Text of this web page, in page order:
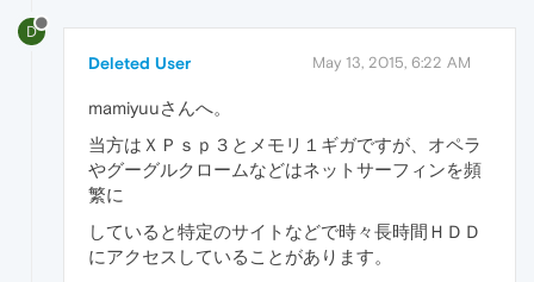
D
Deleted User May 13, 2015, 6:22 AM
mamiyuuさんへ。
当方はＸＰｓｐ３とメモリ１ギガですが、オペラ
やグーグルクロームなどはネットサーフィンを頻
繁に
していると特定のサイトなどで時々長時間ＨＤＤ
にアクセスしていることがあります。